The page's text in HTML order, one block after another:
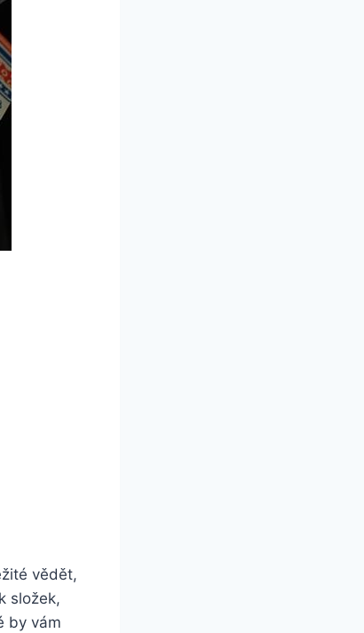
vědět,
složek,
by vám